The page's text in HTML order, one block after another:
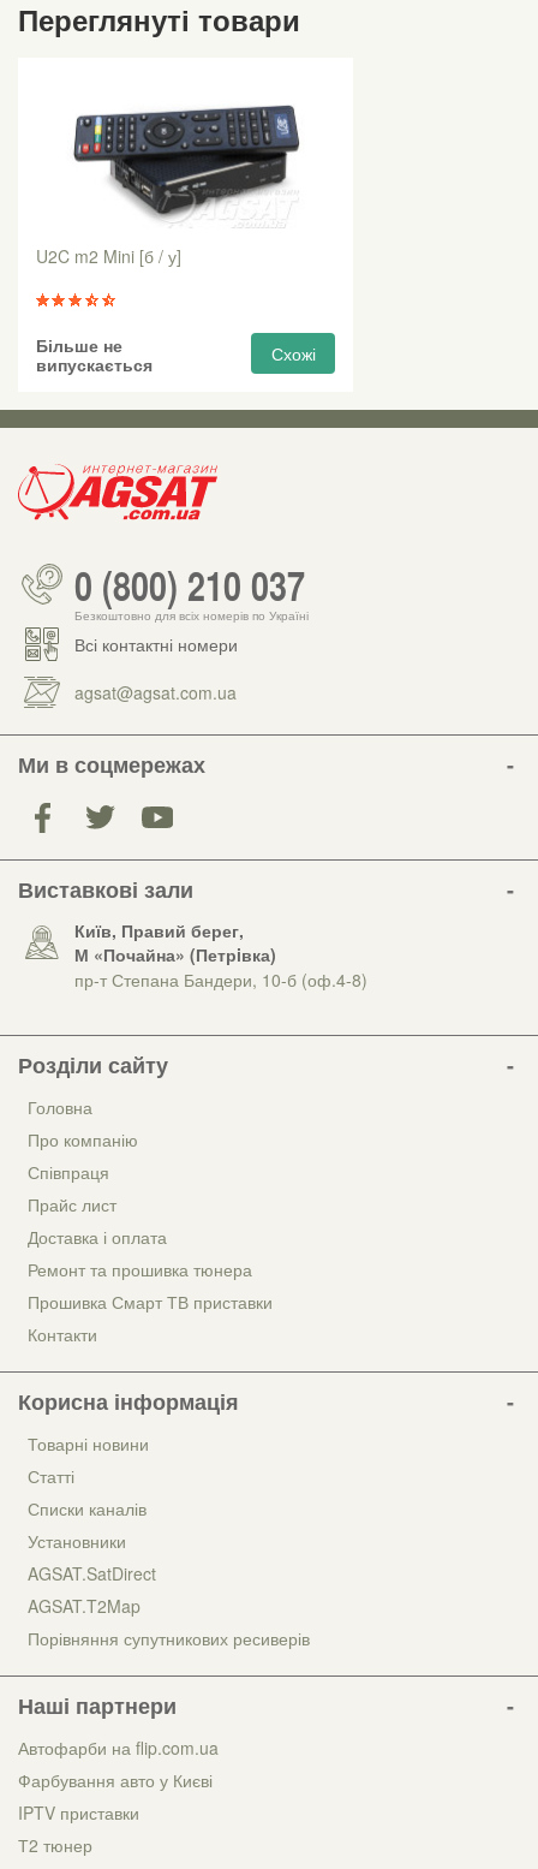
Переглянуті товари
U2C m2 Mini [б / у]
Більше не
випускається
Схожі
0 (800) 210 037
Безкоштовно для всіх номерів по Україні
Всі контактні номери
agsat@agsat.com.ua
Ми в соцмережах
Виставкові зали
Київ, Правий берег,
М «Почайна» (Петрiвка)
пр-т Степана Бандери, 10-б (оф.4-8)
Розділи сайту
Головна
Про компанію
Співпраця
Прайс лист
Доставка і оплата
Ремонт та прошивка тюнера
Прошивка Смарт ТВ приставки
Контакти
Корисна інформація
Товарні новини
Статті
Списки каналів
Установники
AGSAT.SatDirect
AGSAT.T2Map
Порівняння супутникових ресиверів
Наші партнери
Автофарби на flip.com.ua
Фарбування авто у Києві
IPTV приставки
Т2 тюнер